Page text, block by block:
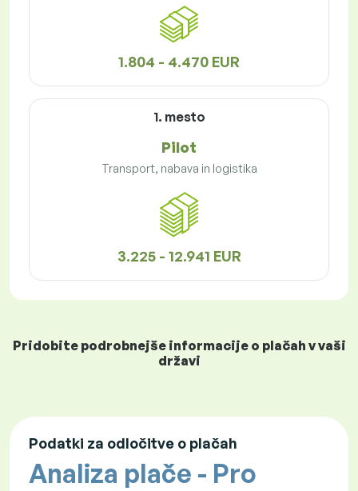
1.804 - 4.470 EUR
1. mesto
Pilot
Transport, nabava in logistika
3.225 - 12.941 EUR
Pridobite podrobnejše informacije o plačah v vaši
državi
Podatki za odločitve o plačah
Analiza plače - Pro